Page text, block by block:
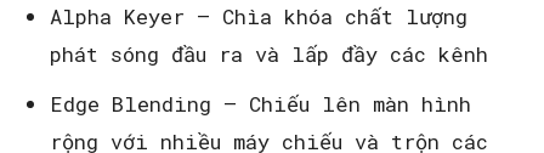
Alpha Keyer – Chìa khóa chất lượng
phát sóng đầu ra và lấp đầy các kênh
Edge Blending – Chiếu lên màn hình
rộng với nhiều máy chiếu và trộn các